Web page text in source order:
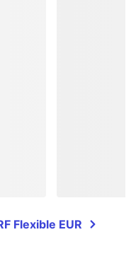
Flexible EUR